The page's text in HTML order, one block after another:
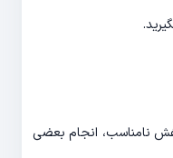
نامناسب، انجام بعضی